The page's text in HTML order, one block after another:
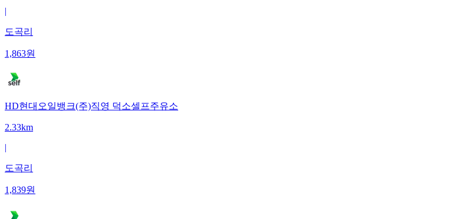
|
도곡리
1,863원
HD현대오일뱅크(주)직영 덕소셀프주유소
2.33km
|
도곡리
1,839원